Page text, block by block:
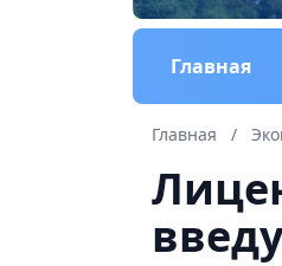
Главная
Главная /